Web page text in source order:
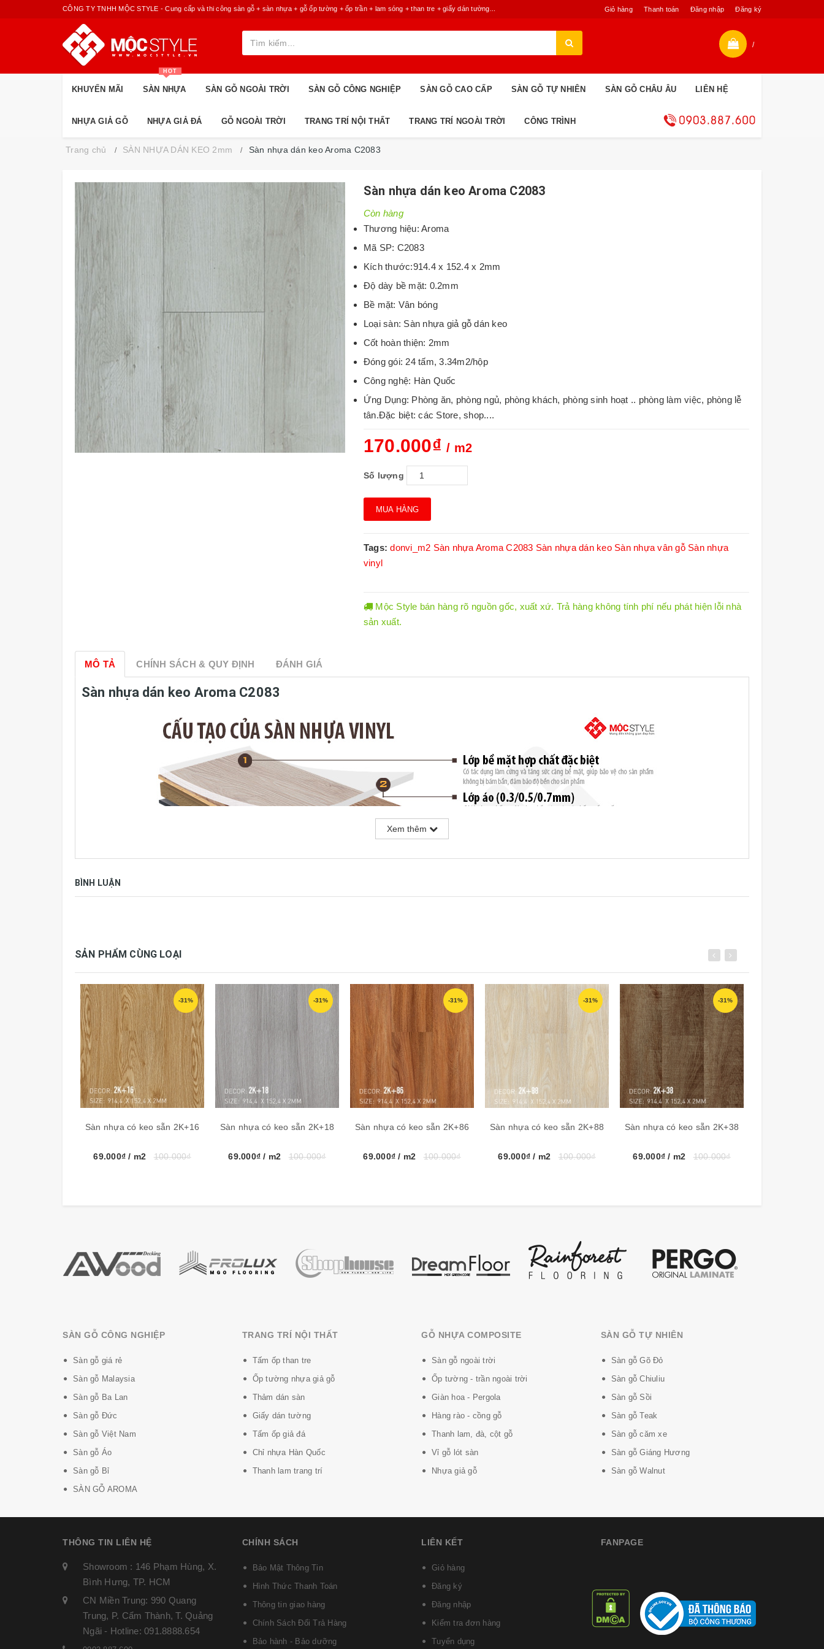
Giỏ hàng Thanh toán Đăng nhập Đăng ký
CÔNG TY TNHH MỘC STYLE - Cung cấp và thi công sàn gỗ + sàn nhựa + gỗ ốp tường + ốp trần + lam sóng + than tre + giấy dán tường...
/
KHUYẾN MÃI SÀN NHỰA
HOT
SÀN GỖ NGOÀI TRỜI SÀN GỖ CÔNG NGHIỆP SÀN GỖ CAO CẤP SÀN GỖ TỰ NHIÊN SÀN GỖ CHÂU ÂU LIÊN HỆ
NHỰA GIẢ GỖ NHỰA GIẢ ĐÁ GỖ NGOÀI TRỜI TRANG TRÍ NỘI THẤT TRANG TRÍ NGOÀI TRỜI CÔNG TRÌNH
Trang chủ SÀN NHỰA DÁN KEO 2mm Sàn nhựa dán keo Aroma C2083
Sàn nhựa dán keo Aroma C2083
Còn hàng
Thương hiệu: Aroma
Mã SP: C2083
Kích thước:914.4 x 152.4 x 2mm
Độ dày bề mặt: 0.2mm
Bề mặt: Vân bóng
Loại sàn: Sàn nhựa giả gỗ dán keo
Cốt hoàn thiện: 2mm
Đóng gói: 24 tấm, 3.34m2/hộp
Công nghệ: Hàn Quốc
Ứng Dụng: Phòng ăn, phòng ngủ, phòng khách, phòng sinh hoạt .. phòng làm việc, phòng lễ
tân.Đặc biệt: các Store, shop....
170.000₫/ m2
Số lượng
MUA HÀNG
Tags:donvi_m2 Sàn nhựa Aroma C2083 Sàn nhựa dán keo Sàn nhựa vân gỗ Sàn nhựa
vinyl
Mộc Style bán hàng rõ nguồn gốc, xuất xứ. Trả hàng không tính phí nếu phát hiện lỗi nhà
sản xuất.
MÔ TẢ CHÍNH SÁCH & QUY ĐỊNH ĐÁNH GIÁ
Sàn nhựa dán keo Aroma C2083
Thương hiệu Aroma
Kích thước 914.4 mm x 152.4mm x 2mm
Đóng gói 24 tấm, 3.34m2/hộp
Công nghệ Hàn Quốc
sự trãi nghiệm về vật liệu lót sàn mới, là vật liệu nhẹ, dễ lắp đặt, có thể tái sử dụng nhiều lần, có những đặc tính kỹ thuật phù hợp với khí hậu Việt Nam, là vật
- Chống cháy tàn thuốc nhờ có lớp nhựa Melamine Resins
- Chống ẩm, chống thấm, chống mối mọt và chống tĩnh điện
- Chống xước, chống trơn trược và chịu va đập
Xem thêm
BÌNH LUẬN
SẢN PHẨM CÙNG LOẠI
-31%
Sàn nhựa có keo sẵn 2K+16
69.000₫/ m2 100.000₫
-31%
Sàn nhựa có keo sẵn 2K+18
69.000₫/ m2 100.000₫
-31%
Sàn nhựa có keo sẵn 2K+86
69.000₫/ m2 100.000₫
-31%
Sàn nhựa có keo sẵn 2K+88
69.000₫/ m2 100.000₫
-31%
Sàn nhựa có keo sẵn 2K+38
69.000₫/ m2 100.000₫
SÀN GỖ CÔNG NGHIỆP
Sàn gỗ giá rẻ
Sàn gỗ Malaysia
Sàn gỗ Ba Lan
Sàn gỗ Đức
Sàn gỗ Việt Nam
Sàn gỗ Áo
Sàn gỗ Bỉ
SÀN GỖ AROMA
TRANG TRÍ NỘI THẤT
Tấm ốp than tre
Ốp tường nhựa giả gỗ
Thảm dán sàn
Giấy dán tường
Tấm ốp giả đá
Chỉ nhựa Hàn Quốc
Thanh lam trang trí
GỖ NHỰA COMPOSITE
Sàn gỗ ngoài trời
Ốp tường - trần ngoài trời
Giàn hoa - Pergola
Hàng rào - cồng gỗ
Thanh lam, đà, cột gỗ
Vỉ gỗ lót sàn
Nhựa giả gỗ
SÀN GỖ TỰ NHIÊN
Sàn gỗ Gõ Đỏ
Sàn gỗ Chiuliu
Sàn gỗ Sồi
Sàn gỗ Teak
Sàn gỗ căm xe
Sàn gỗ Giáng Hương
Sàn gỗ Walnut
THÔNG TIN LIÊN HỆ
Showroom : 146 Phạm Hùng, X.
Bình Hưng, TP. HCM
CN Miền Trung: 990 Quang
Trung, P. Cẩm Thành, T. Quảng
Ngãi - Hotline: 091.8888.654
CHÍNH SÁCH
Bảo Mật Thông Tin
Hình Thức Thanh Toán
Thông tin giao hàng
Chính Sách Đổi Trả Hàng
Bảo hành - Bảo dưỡng
LIÊN KẾT
Giỏ hàng
Đăng ký
Đăng nhập
Kiểm tra đơn hàng
Tuyển dụng
FANPAGE